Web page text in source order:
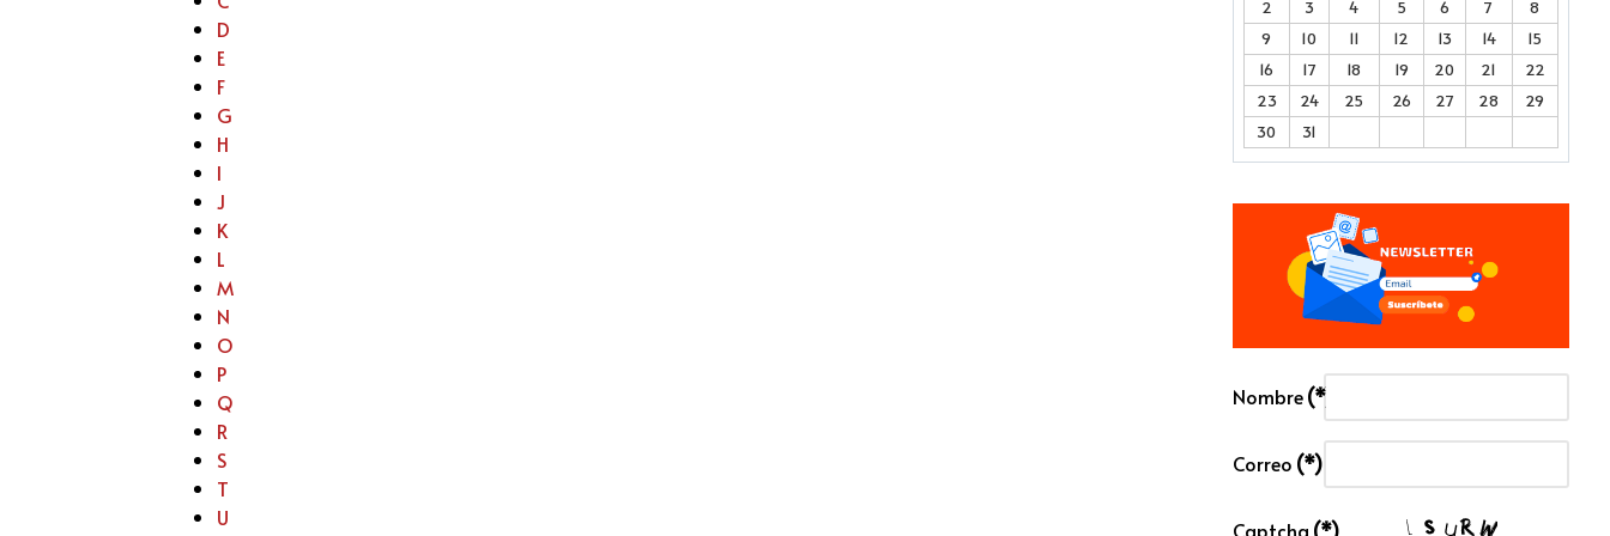
D
E
F
G
H
I
J
K
L
M
N
O
P
Q
R
S
T
U
2 3 4 5 6 7
8
9
10 11 12 13 14
15
16
17 18 19 20 21
22
23
24 25 26 27 28
29
30
31
Nombre (*)
Correo (*)
Captcha (*)